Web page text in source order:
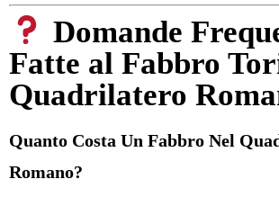
Domande
Fatte al Fabbro
Quadrilatero
Quanto Costa Un Fabbro Nel
Romano?